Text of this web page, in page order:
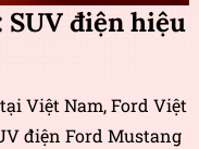
SUV điện hiệu
Việt Nam, Ford Việt
điện Ford Mustang